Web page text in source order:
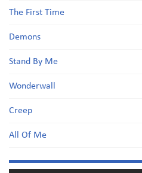
The First Time
Demons
Stand By Me
Wonderwall
Creep
All Of Me